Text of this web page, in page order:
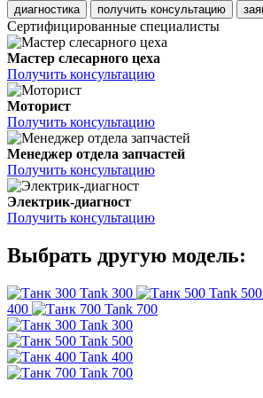
диагностика получить консультацию
Сертифицированные специалисты
Мастер слесарного цеха
Получить консультацию
Моторист
Получить консультацию
Менеджер отдела запчастей
Получить консультацию
Электрик-диагност
Получить консультацию
Выбрать другую модель:
Tank 300 Tank 500
400
Tank 700
Tank 300
Tank 500
Tank 400
Tank 700